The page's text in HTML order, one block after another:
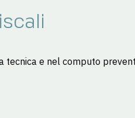
e nel computo